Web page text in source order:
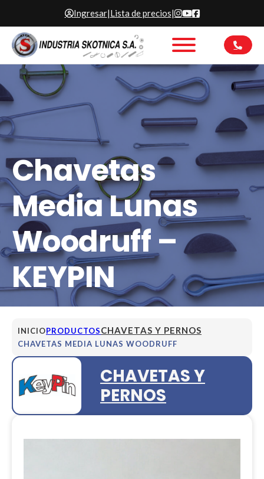
Ingresar|Lista de precios|
Chavetas
Media Lunas
Woodruff –
KEYPIN
INICIOPRODUCTOSCHAVETAS Y PERNOS
CHAVETAS MEDIA LUNAS WOODRUFF
CHAVETAS Y
PERNOS